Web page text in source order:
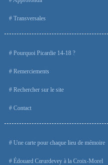
Transversales
Pourquoi Picardie 14-18 ?
Remerciements
Rechercher sur le site
Contact
Une carte pour chaque lieu de mémoire
Édouard Cœurdevey à la Croix-Morel